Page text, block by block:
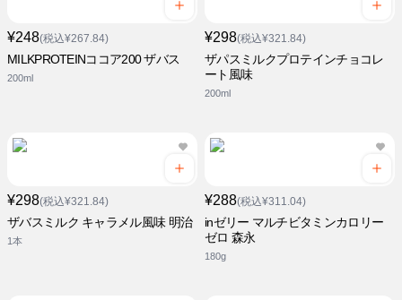
¥248(税込¥267.84)
MILKPROTEINココア200 ザバス
200ml
¥298(税込¥321.84)
ザパスミルクプロテインチョコレ
ート風味
200ml
¥298(税込¥321.84)
ザバスミルク キャラメル風味 明治
1本
¥288(税込¥311.04)
inゼリー マルチビタミンカロリー
ゼロ 森永
180g